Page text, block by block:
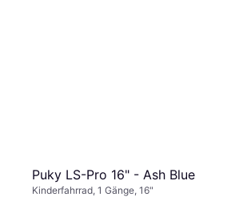
Puky LS-Pro 16" - Ash Blue
Kinderfahrrad, 1 Gänge, 16"